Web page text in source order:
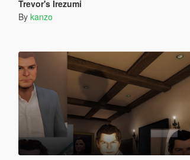
Trevor's Irezumi
By kanzo